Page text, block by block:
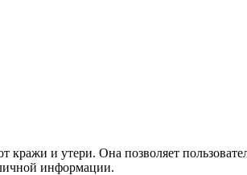
и утери. Она позволяет
информации.